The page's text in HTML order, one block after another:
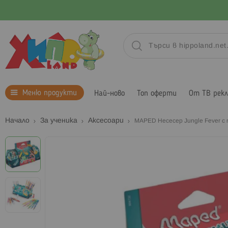
Меню продукти Най-ново Топ оферти От ТВ
Начало За ученика Аксесоари MAPED Несесер Jungle Fever с
Преминете
към
края
на
галерията
на
изображенията